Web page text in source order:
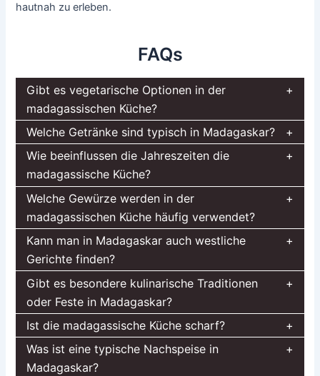
hautnah zu erleben.
FAQs
Gibt es vegetarische Optionen in der
madagassischen Küche?
Welche Getränke sind typisch in Madagaskar?
Wie beeinflussen die Jahreszeiten die
madagassische Küche?
Welche Gewürze werden in der
madagassischen Küche häufig verwendet?
Kann man in Madagaskar auch westliche
Gerichte finden?
Gibt es besondere kulinarische Traditionen
oder Feste in Madagaskar?
Ist die madagassische Küche scharf?
Was ist eine typische Nachspeise in
Madagaskar?